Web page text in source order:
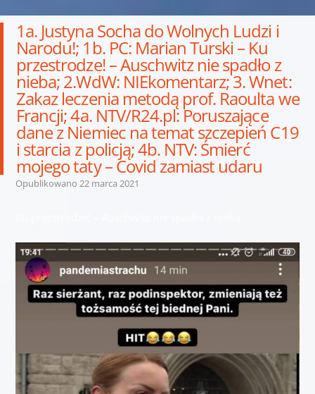
1a. Justyna Socha do Wolnych Ludzi i
Narodu!; 1b. PC: Marian Turski – Ku
przestrodze! – Auschwitz nie spadło z
nieba; 2.WdW: NIEkomentarz; 3. Wnet:
Zakaz leczenia metodą prof. Raoulta we
Francji; 4a. NTV/R24.pl: Poruszające
dane z Niemiec na temat szczepień C19
i starcia z policją; 4b. NTV: Śmierć
mojego taty – Covid zamiast udaru
Opublikowano 22 marca 2021